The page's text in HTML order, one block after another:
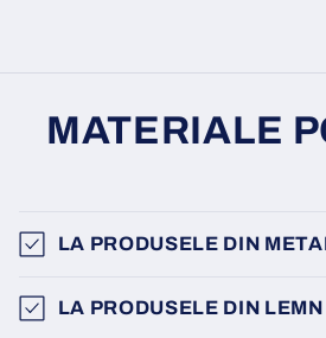
MATERIALE
LA PRODUSELE DIN
LA PRODUSELE DIN LEMN